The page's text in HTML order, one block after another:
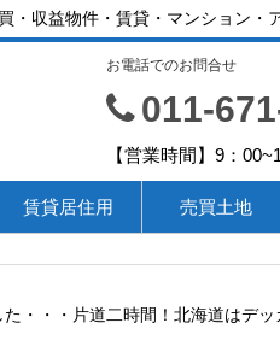
・収益物件・賃貸・マンション・
お電話でのお問合せ
011-
【営業時間】9：
賃貸居住用 売買土地
・・・片道二時間！北海道はデ